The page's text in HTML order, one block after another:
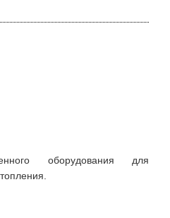
оборудования для